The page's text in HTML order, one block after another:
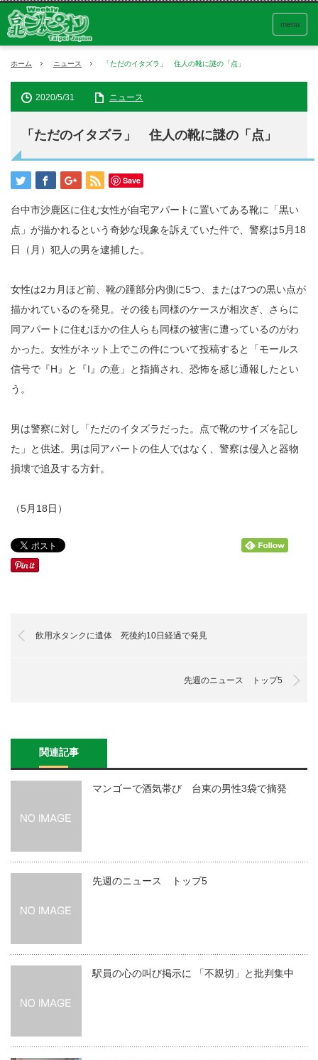
menu
ホーム ニュース 「ただのイタズラ」 住人の靴に謎の「点」
2020/5/31 ニュース
「ただのイタズラ」 住人の靴に謎の「点」
Save
台中市沙鹿区に住む女性が自宅アパートに置いてある靴に「黒い
点」が描かれるという奇妙な現象を訴えていた件で、警察は5月18
日（月）犯人の男を逮捕した。
女性は2カ月ほど前、靴の踵部分内側に5つ、または7つの黒い点が
描かれているのを発見。その後も同様のケースが相次ぎ、さらに
同アパートに住むほかの住人らも同様の被害に遭っているのがわ
かった。女性がネット上でこの件について投稿すると「モールス
信号で『H』と『I』の意」と指摘され、恐怖を感じ通報したとい
う。
男は警察に対し「ただのイタズラだった。点で靴のサイズを記し
た」と供述。男は同アパートの住人ではなく、警察は侵入と器物
損壊で追及する方針。
（5月18日）
飲用水タンクに遺体 死後約10日経過で発見
先週のニュース トップ5
関連記事
マンゴーで酒気帯び 台東の男性3袋で摘発
先週のニュース トップ5
駅員の心の叫び掲示に 「不親切」と批判集中